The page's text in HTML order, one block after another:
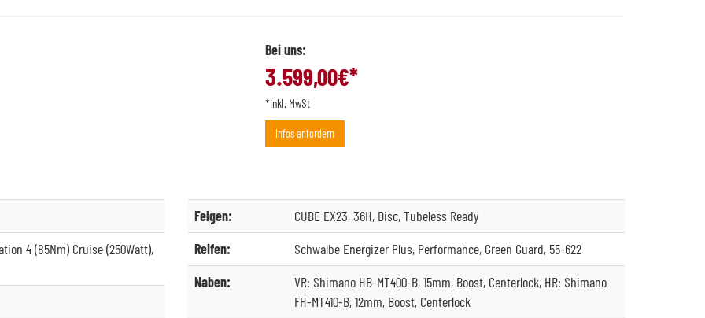
Bei uns:
3.599,00€*
*inkl. MwSt
Infos anfordern
4 (85Nm) Cruise (250Watt),
Felgen:
CUBE EX23, 36H, Disc, Tubeless Ready
Reifen:
Schwalbe Energizer Plus, Performance, Green Guard, 55-622
Naben:
VR: Shimano HB-MT400-B, 15mm, Boost, Centerlock, HR: Shimano
FH-MT410-B, 12mm, Boost, Centerlock